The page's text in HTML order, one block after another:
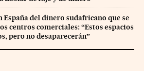
España del dinero sudafricano que se
centros comerciales: “Estos espacios
pero no desaparecerán”